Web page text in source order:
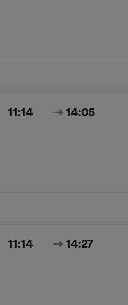
11:14 14:05
11:14 14:27